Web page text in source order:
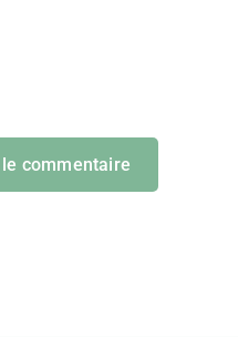
commentaire